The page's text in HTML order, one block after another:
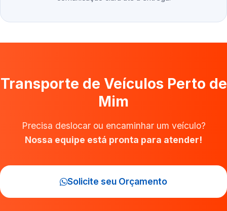
Transporte de Veículos Perto de
Mim
Precisa deslocar ou encaminhar um veículo?
Nossa equipe está pronta para atender!
Solicite seu Orçamento